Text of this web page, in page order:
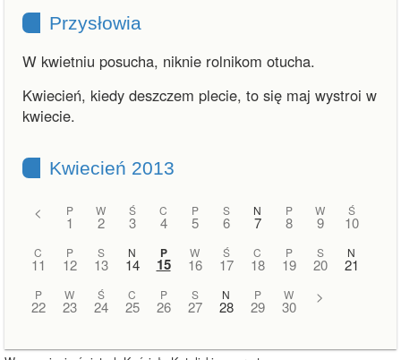
Przysłowia
W kwietniu posucha, niknie rolnikom otucha.
Kwiecień, kiedy deszczem plecie, to się maj wystroi w
kwiecie.
Kwiecień 2013
< P
1
W
2
Ś
3
C
4
P
5
S
6
N
7
P
8
W
9
Ś
10
C
11
P
12
S
13
N
14
P
15
W
16
Ś
17
C
18
P
19
S
20
N
21
P
22
W
23
Ś
24
C
25
P
26
S
27
N
28
P
29
W
30
>